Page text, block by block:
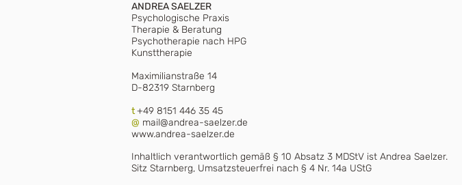
ANDREA SAELZER
Psychologische Praxis
Therapie & Beratung
Psychotherapie nach HPG
Kunsttherapie
Maximilianstraße 14
D-82319 Starnberg
t+49 8151 446 35 45
@ mail@andrea-saelzer.de
www.andrea-saelzer.de
​Inhaltlich verantwortlich gemäß § 10 Absatz 3 MDStV ist Andrea Saelzer.
​Sitz Starnberg, Umsatzsteuerfrei nach § 4 Nr. 14a UStG